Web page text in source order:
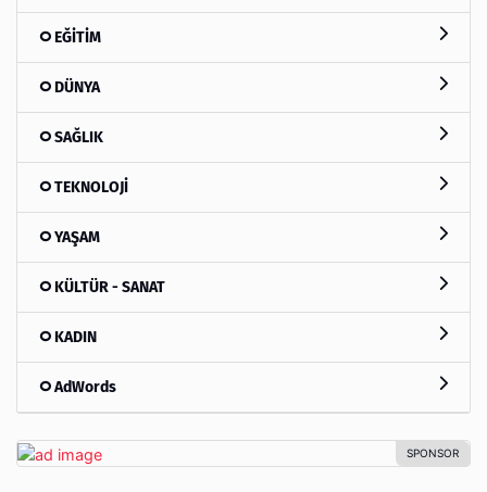
EĞİTİM
DÜNYA
SAĞLIK
TEKNOLOJİ
YAŞAM
KÜLTÜR - SANAT
KADIN
AdWords